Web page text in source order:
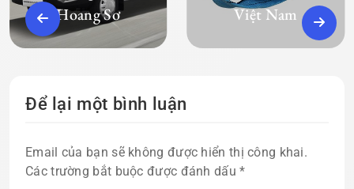
Hoang Sơ
Việt Nam
Để lại một bình luận
Email của bạn sẽ không được hiển thị công khai.
Các trường bắt buộc được đánh dấu*